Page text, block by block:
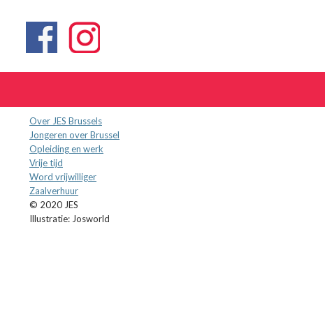
Over JES Brussels
Jongeren over Brussel
Opleiding en werk
Vrije tijd
Word vrijwilliger
Zaalverhuur
© 2020 JES
Illustratie: Josworld